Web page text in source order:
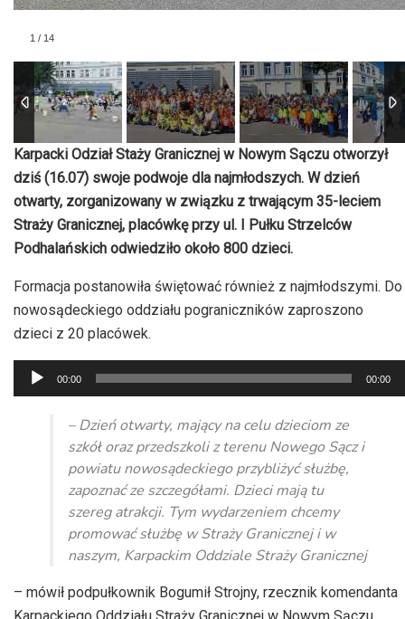
1 / 14
Karpacki Odział Staży Granicznej w Nowym Sączu otworzył
dziś (16.07) swoje podwoje dla najmłodszych. W dzień
otwarty, zorganizowany w związku z trwającym 35-leciem
Straży Granicznej, placówkę przy ul. I Pułku Strzelców
Podhalańskich odwiedziło około 800 dzieci.
Formacja postanowiła świętować również z najmłodszymi. Do
nowosądeckiego oddziału pograniczników zaproszono
dzieci z 20 placówek.
Odtwarzacz
plików
dźwiękowych
00:00 00:00
– Dzień otwarty, mający na celu dzieciom ze
szkół oraz przedszkoli z terenu Nowego Sącz i
powiatu nowosądeckiego przybliżyć służbę,
zapoznać ze szczegółami. Dzieci mają tu
szereg atrakcji. Tym wydarzeniem chcemy
promować służbę w Straży Granicznej i w
naszym, Karpackim Oddziale Straży Granicznej
– mówił podpułkownik Bogumił Strojny, rzecznik komendanta